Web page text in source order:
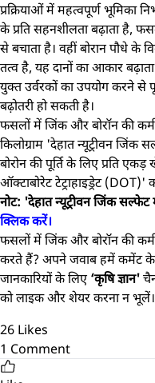
प्रक्रियाओं में महत्वपूर्ण भूमिका
के प्रति सहनशीलता बढ़ाता है,
से बचाता है। वहीं बोरान पौधे
तत्व है, यह दानों का आकार
युक्त उर्वरकों का उपयोग करने
बढ़ोतरी हो सकती है।
फसलों में जिंक और बोरॉन की
किलोग्राम 'देहात न्यूट्रीवन जिंक
बोरोन की पूर्ति के लिए प्रति
ऑक्टाबोरेट टेट्राहाइड्रेट (DOT)'
नोट: 'देहात न्यूट्रीवन जिंक
क्लिक करें।
फसलों में जिंक और बोरॉन की
करते हैं? अपने जवाब हमें कमेंट के
जानकारियों के लिए ‘कृषि ज्ञान'
को लाइक और शेयर करना न भूलें।
26 Likes
1 Comment